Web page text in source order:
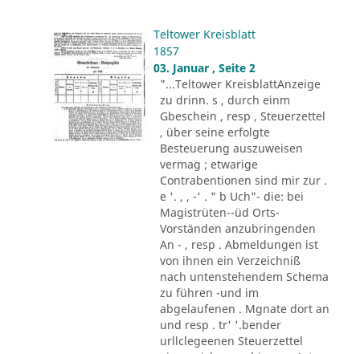
Teltower Kreisblatt
1857
03. Januar , Seite 2
"...Teltower KreisblattAnzeige
zu drinn. s , durch einm
Gbeschein , resp , Steuerzettel
, über seine erfolgte
Besteuerung auszuweisen
vermag ; etwarige
Contrabentionen sind mir zur .
e '. , , -' . " b Uch"- die: bei
Magistrüten--üd Orts-
Vorständen anzubringenden
An - , resp . Abmeldungen ist
von ihnen ein Verzeichniß
nach untenstehendem Schema
zu führen -und im
abgelaufenen . Mgnate dort an
und resp . tr' '.bender
urllclegeenen Steuerzettel